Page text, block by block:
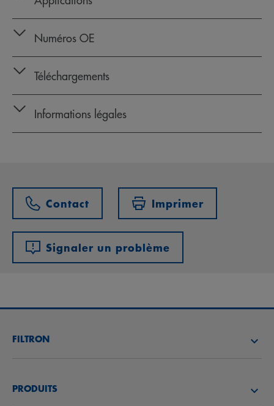
Numéros OE
Téléchargements
Informations légales
Contact Imprimer
Signaler un problème
FILTRON
TROUVEZ UN DISTRIBUTEUR
PRODUITS